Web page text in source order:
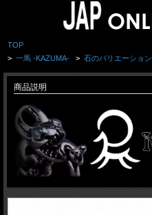
TOP
> 一馬 -KAZUMA- > 石のバリエーション
商品説明